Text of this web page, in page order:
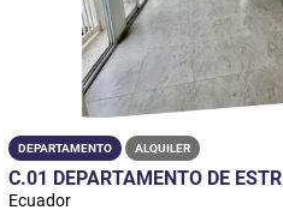
DEPARTAMENTO ALQUILER
Ecuador